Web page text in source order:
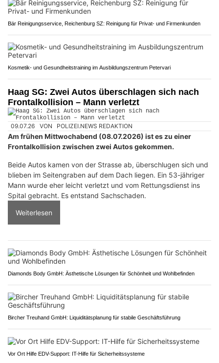
Bär Reinigungsservice, Reichenburg SZ: Reinigung für Privat- und Firmenkunden
Kosmetik- und Gesundheitstraining im Ausbildungszentrum Petervari
Haag SG: Zwei Autos überschlagen sich nach
Frontalkollision – Mann verletzt
09.07.26 VON POLIZEI.NEWS REDAKTION
Am frühen Mittwochabend (08.07.2026) ist es zu einer
Frontalkollision zwischen zwei Autos gekommen.
Beide Autos kamen von der Strasse ab, überschlugen sich und
blieben im Seitengraben auf dem Dach liegen. Ein 53-jähriger
Mann wurde eher leicht verletzt und vom Rettungsdienst ins
Spital gebracht. Es entstand Sachschaden.
Weiterlesen
Diamonds Body GmbH: Ästhetische Lösungen für Schönheit und Wohlbefinden
Bircher Treuhand GmbH: Liquiditätsplanung für stabile Geschäftsführung
Vor Ort Hilfe EDV-Support: IT-Hilfe für Sicherheitssysteme